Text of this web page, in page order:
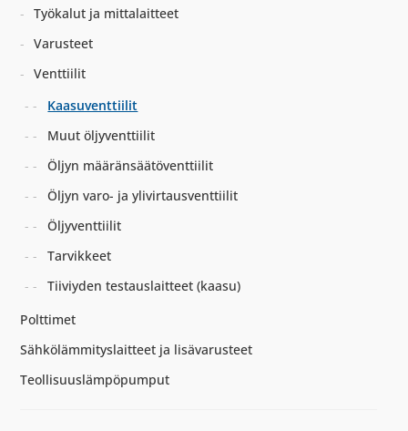
Työkalut ja mittalaitteet
Varusteet
Venttiilit
Kaasuventtiilit
Muut öljyventtiilit
Öljyn määränsäätöventtiilit
Öljyn varo- ja ylivirtausventtiilit
Öljyventtiilit
Tarvikkeet
Tiiviyden testauslaitteet (kaasu)
Polttimet
Sähkölämmityslaitteet ja lisävarusteet
Teollisuuslämpöpumput